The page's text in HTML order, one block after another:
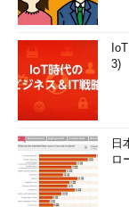
3)
日
ロ